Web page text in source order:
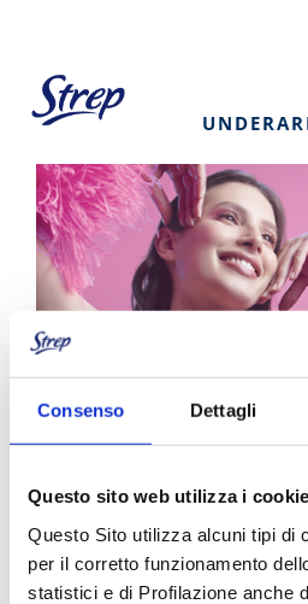
Consenso Dettagli
Questo sito web utilizza i cookie
Questo Sito utilizza alcuni tipi di
per il corretto funzionamento
statistici e di Profilazione anche
content
Per ascelle
DISCOVER